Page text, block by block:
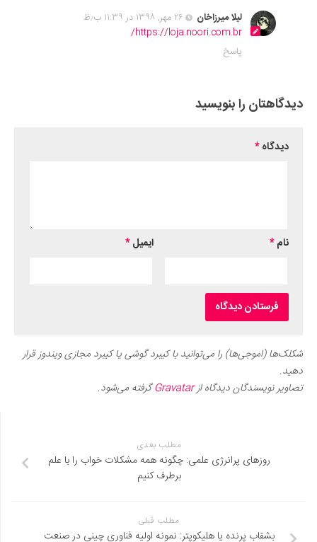
لیلا میرزاخان
۲۶ مهر, ۱۳۹۸ در ۱۱:۳۹ ب٫ظ
https://loja.noori.com.br/
پاسخ
دیدگاهتان را بنویسید
دیدگاه*
نام* ایمیل*
شکلک‌ها (اموجی‌ها) را می‌توانید با کیبرد گوشی یا کیبرد مجازی ویندوز قرار
دهید.
تصاویر نویسندگان دیدگاه ازGravatarگرفته می‌شود.
مطلب بعدی
روزهای پرانرژی علمی: چگونه همه مشکلات خواب را با علم
برطرف کنیم
مطلب قبلی
بشقاب پرنده یا هلیکوپتر: نمونه اولیه فناوری چینی در صنعت